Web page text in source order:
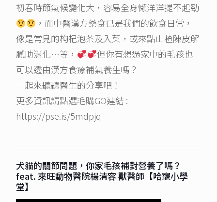
初春時節氣候變化大，容易全身懶洋洋提不起勁
，而中醫漢方藥食已是我們的飲食日常，
像是常見的枸杞泡茶及入菜，或來點山楂陳皮解
膩助消化…等，
但你有想過家中的毛孩也
可以透由漢方食療補氣養生嗎？
一起來聽聽醫生的分享吧！
更多資訊請點選毛購GO連結 :
https://pse.is/5mdpjq
犬貓的關節問題，你家毛孩補對營養了嗎？
feat. 來旺動物醫院楊清容 獸醫師【哈寵小學
堂】